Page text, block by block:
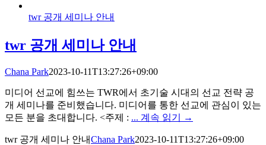
twr 공개 세미나 안내
twr 공개 세미나 안내
Chana Park2023-10-11T13:27:26+09:00
미디어 선교에 힘쓰는 TWR에서 초기술 시대의 선교 전략 공
개 세미나를 준비했습니다. 미디어를 통한 선교에 관심이 있는
모든 분을 초대합니다. <주제 : ... 계속 읽기 →
twr 공개 세미나 안내Chana Park2023-10-11T13:27:26+09:00